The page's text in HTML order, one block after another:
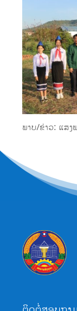
ພາບ/ຂ່າວ: ແສ